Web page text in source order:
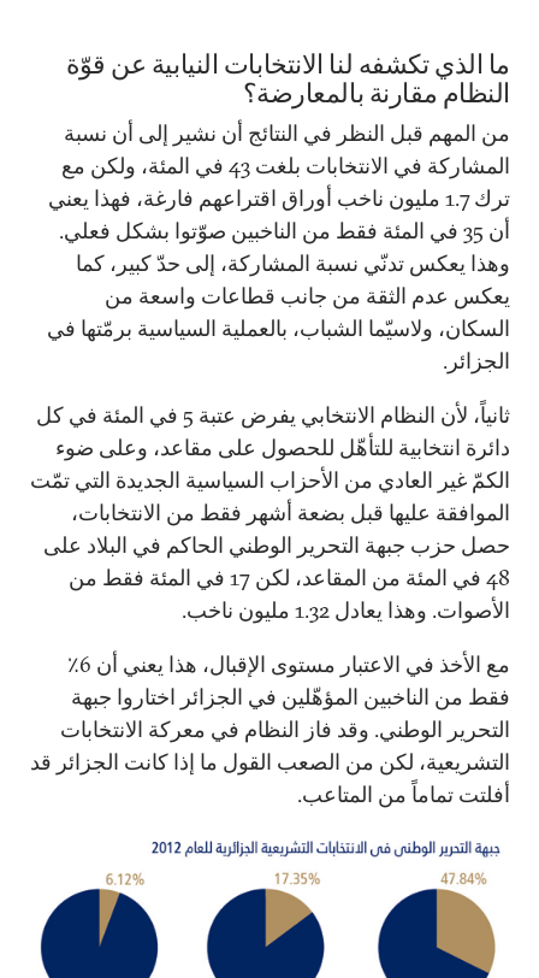
ما الذي تكشفه لنا الانتخابات النيابية عن قوّة
النظام مقارنة بالمعارضة؟
من المهم قبل النظر في النتائج أن نشير إلى أن نسبة
المشاركة في الانتخابات بلغت 43 في المئة، ولكن مع
ترك 1.7 مليون ناخب أوراق اقتراعهم فارغة، فهذا يعني
أن 35 في المئة فقط من الناخبين صوّتوا بشكل فعلي.
وهذا يعكس تدنّي نسبة المشاركة، إلى حدّ كبير، كما
يعكس عدم الثقة من جانب قطاعات واسعة من
السكان، ولاسيّما الشباب، بالعملية السياسية برمّتها في
الجزائر.
ثانياً، لأن النظام الانتخابي يفرض عتبة 5 في المئة في كل
دائرة انتخابية للتأهّل للحصول على مقاعد، وعلى ضوء
الكمّ غير العادي من الأحزاب السياسية الجديدة التي تمّت
الموافقة عليها قبل بضعة أشهر فقط من الانتخابات،
حصل حزب جبهة التحرير الوطني الحاكم في البلاد على
48 في المئة من المقاعد، لكن 17 في المئة فقط من
الأصوات. وهذا يعادل 1.32 مليون ناخب.
مع الأخذ في الاعتبار مستوى الإقبال، هذا يعني أن 6٪
فقط من الناخبين المؤهّلين في الجزائر اختاروا جبهة
التحرير الوطني. وقد فاز النظام في معركة الانتخابات
التشريعية، لكن من الصعب القول ما إذا كانت الجزائر قد
أفلتت تماماً من المتاعب.